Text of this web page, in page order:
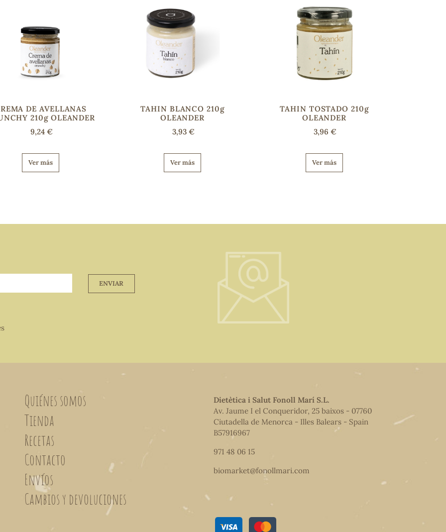
DE AVELLANAS
210g OLEANDER
9,24 €
Ver más
TAHIN BLANCO 210g
OLEANDER
3,93 €
Ver más
TAHIN TOSTADO 210g
OLEANDER
3,96 €
Ver más
ENVIAR
Quiénes somos
Tienda
Recetas
Contacto
Envíos
Cambios y devoluciones
Dietètica i Salut Fonoll Marí S.L.
Av. Jaume I el Conqueridor, 25 baixos - 07760
Ciutadella de Menorca - Illes Balears - Spain
B57916967
971 48 06 15
biomarket@fonollmari.com